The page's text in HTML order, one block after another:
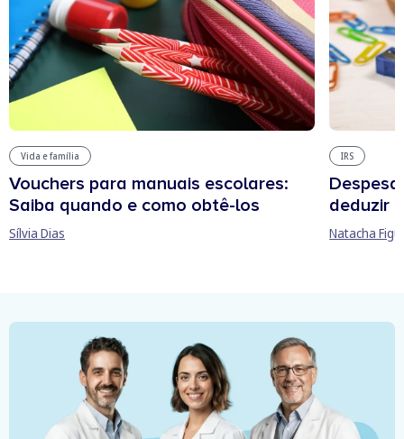
Vida e família
Vouchers para manuais escolares:
Saiba quando e como obtê-los
Sílvia Dias
IRS
deduzir
Natacha